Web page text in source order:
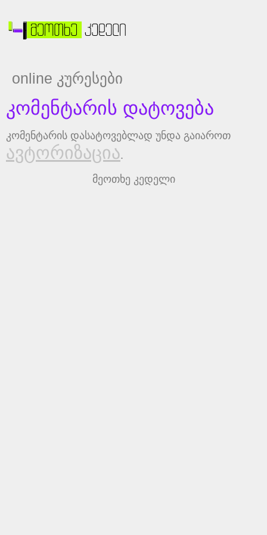
online კურესები
კომენტარის დატოვება
კომენტარის დასატოვებლად უნდა გაიაროთ
ავტორიზაცია.
მეოთხე კედელი